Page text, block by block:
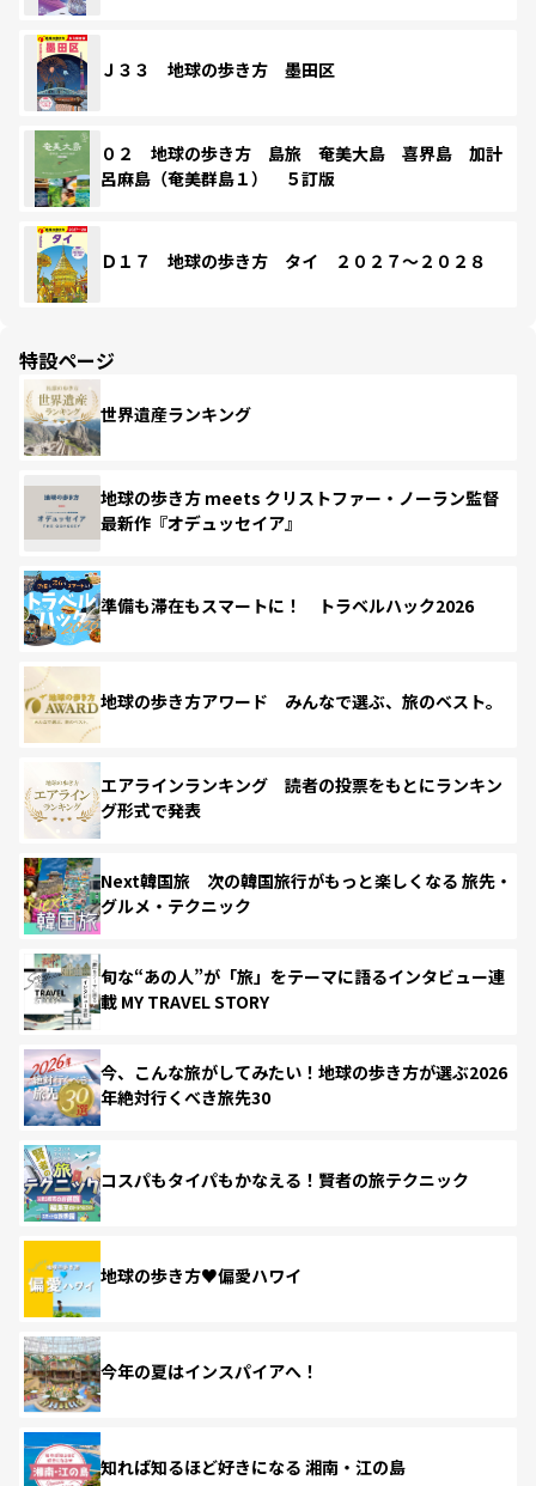
Ｊ３３ 地球の歩き方 墨田区
０２ 地球の歩き方 島旅 奄美大島 喜界島 加計
呂麻島（奄美群島１） ５訂版
Ｄ１７ 地球の歩き方 タイ ２０２７～２０２８
特設ページ
世界遺産ランキング
地球の歩き方 meets クリストファー・ノーラン監督
最新作『オデュッセイア』
準備も滞在もスマートに！ トラベルハック2026
地球の歩き方アワード みんなで選ぶ、旅のベスト。
エアラインランキング 読者の投票をもとにランキン
グ形式で発表
Next韓国旅 次の韓国旅行がもっと楽しくなる 旅先・
グルメ・テクニック
旬な“あの人”が「旅」をテーマに語るインタビュー連
載 MY TRAVEL STORY
今、こんな旅がしてみたい！地球の歩き方が選ぶ2026
年絶対行くべき旅先30
コスパもタイパもかなえる！賢者の旅テクニック
地球の歩き方♥偏愛ハワイ
今年の夏はインスパイアへ！
知れば知るほど好きになる 湘南・江の島